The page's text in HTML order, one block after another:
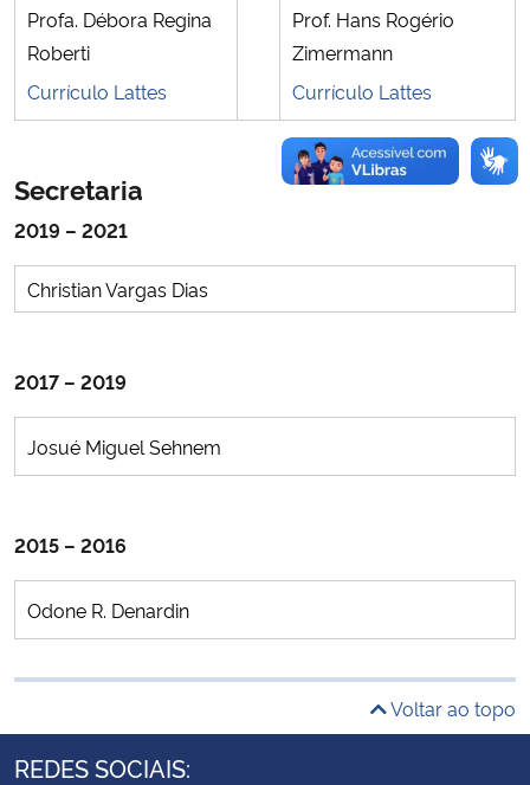
Planalto
Profa. Débora Regina
Roberti
Currículo Lattes
Prof. Hans Rogério
Zimermann
Currículo Lattes
Secretaria
2019 – 2021
Christian Vargas Dias
2017 – 2019
Josué Miguel Sehnem
2015 – 2016
Odone R. Denardin
Voltar ao topo
REDES SOCIAIS: